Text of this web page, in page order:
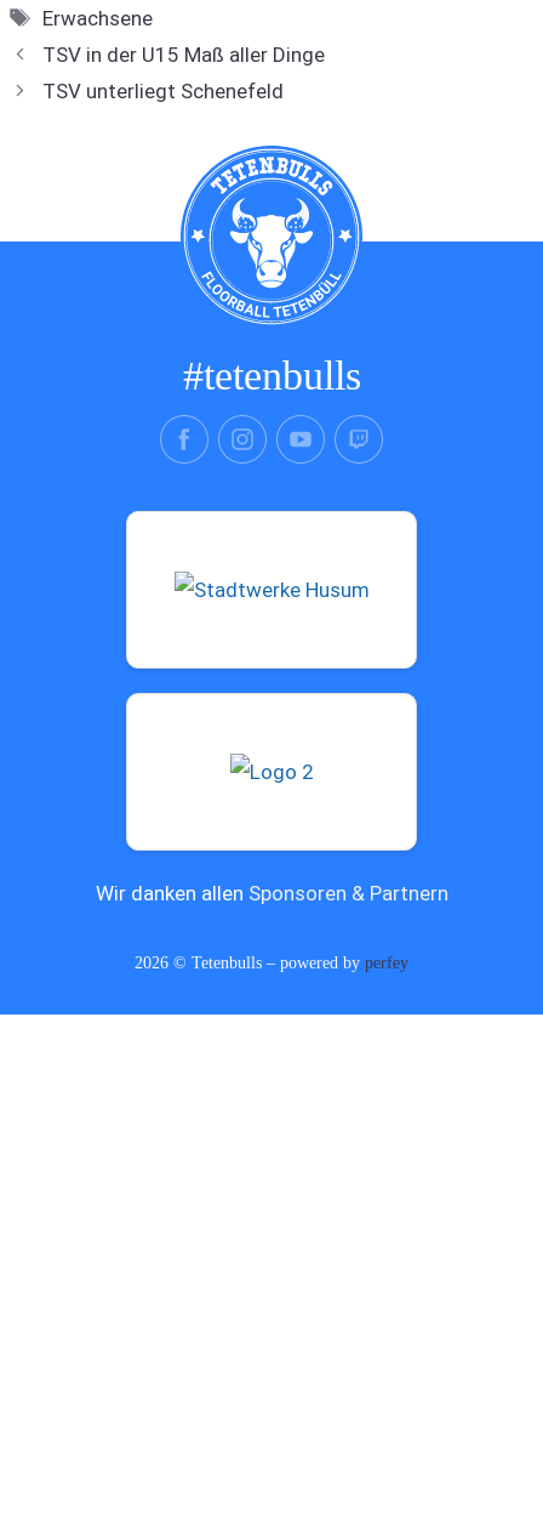
Schlagwörter
Erwachsene
TSV in der U15 Maß aller Dinge
TSV unterliegt Schenefeld
#tetenbulls
Wir danken allen Sponsoren & Partnern
2026 © Tetenbulls – powered by perfey